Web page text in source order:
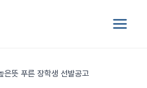
은뜻 푸른 장학생 선발공고